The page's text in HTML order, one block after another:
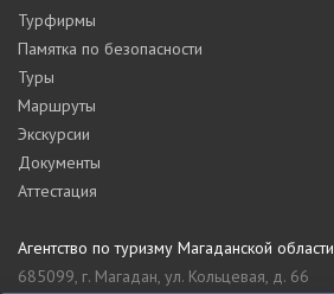
Турфирмы
Памятка по безопасности
Туры
Маршруты
Экскурсии
Документы
Аттестация
Агентство по туризму Магаданской области
685099, г. Магадан, ул. Кольцевая, д. 66